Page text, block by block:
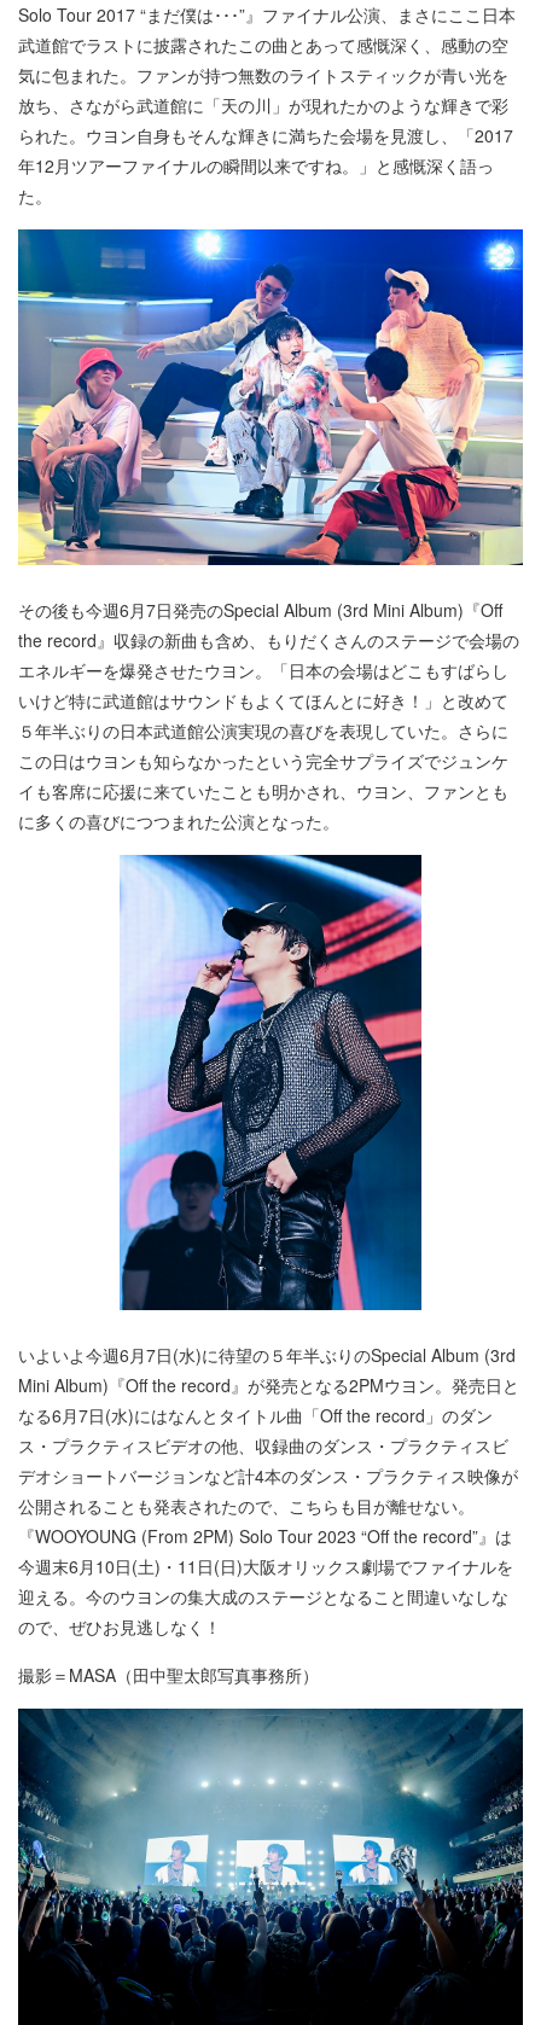
Solo Tour 2017 “まだ僕は･･･”』ファイナル公演、まさにここ日本
武道館でラストに披露されたこの曲とあって感慨深く、感動の空
気に包まれた。ファンが持つ無数のライトスティックが青い光を
放ち、さながら武道館に「天の川」が現れたかのような輝きで彩
られた。ウヨン自身もそんな輝きに満ちた会場を見渡し、「2017
年12月ツアーファイナルの瞬間以来ですね。」と感慨深く語っ
た。
その後も今週6月7日発売のSpecial Album (3rd Mini Album)『Off
the record』収録の新曲も含め、もりだくさんのステージで会場の
エネルギーを爆発させたウヨン。「日本の会場はどこもすばらし
いけど特に武道館はサウンドもよくてほんとに好き！」と改めて
５年半ぶりの日本武道館公演実現の喜びを表現していた。さらに
この日はウヨンも知らなかったという完全サプライズでジュンケ
イも客席に応援に来ていたことも明かされ、ウヨン、ファンとも
に多くの喜びにつつまれた公演となった。
いよいよ今週6月7日(水)に待望の５年半ぶりのSpecial Album (3rd
Mini Album)『Off the record』が発売となる2PMウヨン。発売日と
なる6月7日(水)にはなんとタイトル曲「Off the record」のダン
ス・プラクティスビデオの他、収録曲のダンス・プラクティスビ
デオショートバージョンなど計4本のダンス・プラクティス映像が
公開されることも発表されたので、こちらも目が離せない。
『WOOYOUNG (From 2PM) Solo Tour 2023 “Off the record”』は
今週末6月10日(土)・11日(日)大阪オリックス劇場でファイナルを
迎える。今のウヨンの集大成のステージとなること間違いなしな
ので、ぜひお見逃しなく！
撮影＝MASA（田中聖太郎写真事務所）